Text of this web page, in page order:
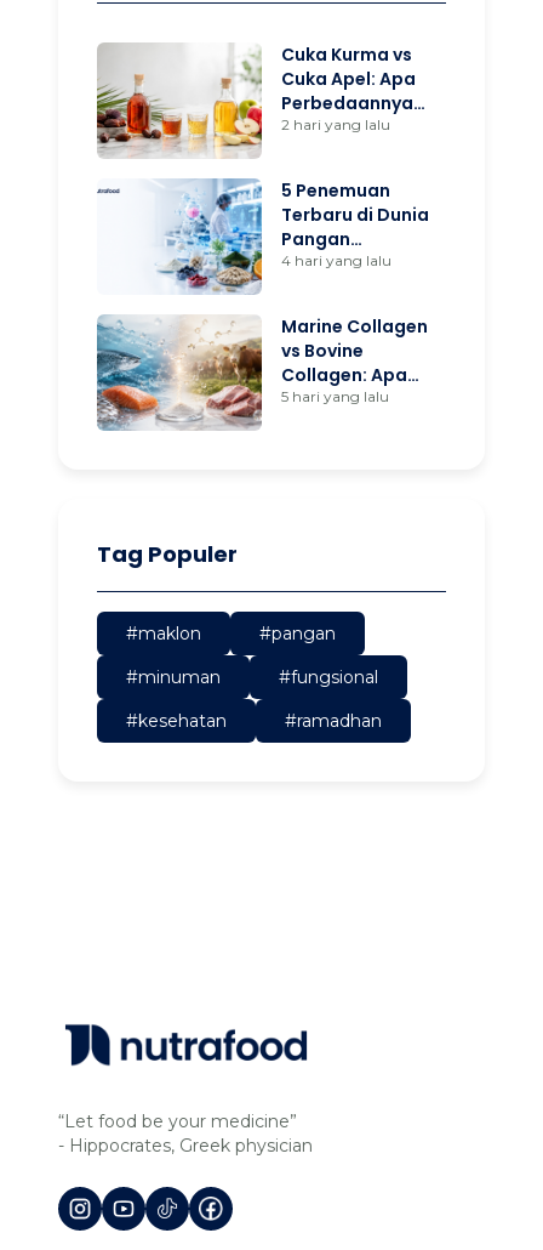
Cuka Kurma vs
Cuka Apel: Apa
Perbedaannya
dan Mana yang
2 hari yang lalu
5 Penemuan
Terbaru di Dunia
Pangan
Fungsional yang
4 hari yang lalu
Marine Collagen
vs Bovine
Collagen: Apa
Bedanya dan
5 hari yang lalu
Tag Populer
#maklon
#pangan
#minuman
#fungsional
#kesehatan
#ramadhan
“Let food be your medicine”
- Hippocrates, Greek physician